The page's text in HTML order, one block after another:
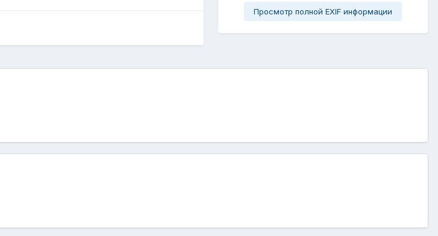
Просмотр полной EXIF информации